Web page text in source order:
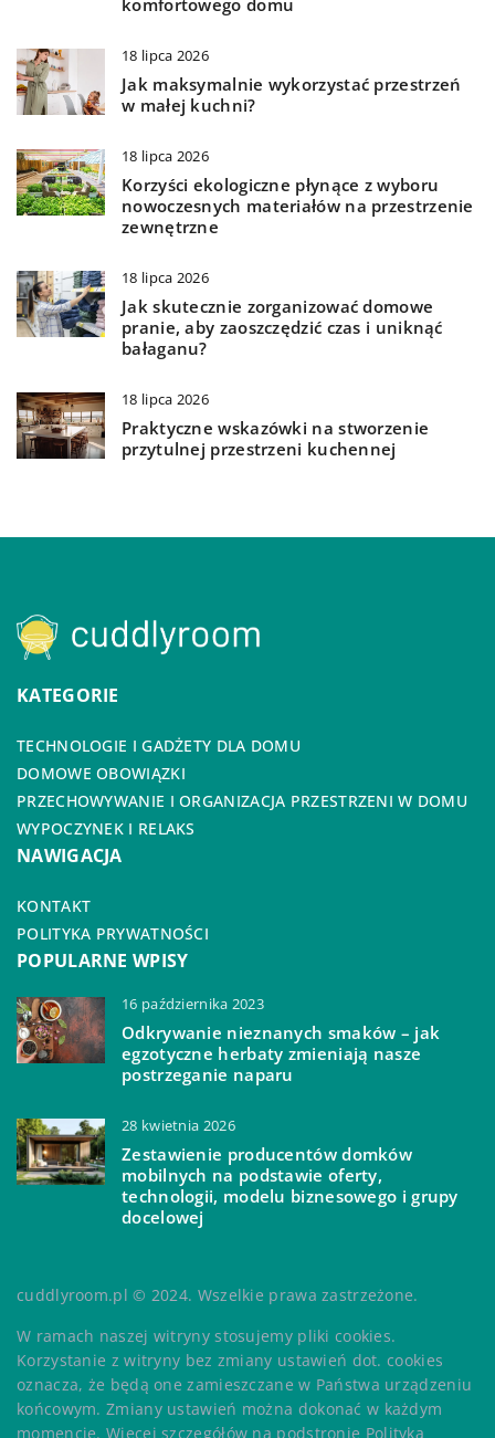
komfortowego domu
18 lipca 2026
Jak maksymalnie wykorzystać przestrzeń
w małej kuchni?
18 lipca 2026
Korzyści ekologiczne płynące z wyboru
nowoczesnych materiałów na przestrzenie
zewnętrzne
18 lipca 2026
Jak skutecznie zorganizować domowe
pranie, aby zaoszczędzić czas i uniknąć
bałaganu?
18 lipca 2026
Praktyczne wskazówki na stworzenie
przytulnej przestrzeni kuchennej
KATEGORIE
TECHNOLOGIE I GADŻETY DLA DOMU
DOMOWE OBOWIĄZKI
PRZECHOWYWANIE I ORGANIZACJA PRZESTRZENI W DOMU
WYPOCZYNEK I RELAKS
NAWIGACJA
KONTAKT
POLITYKA PRYWATNOŚCI
POPULARNE WPISY
16 października 2023
Odkrywanie nieznanych smaków – jak
egzotyczne herbaty zmieniają nasze
postrzeganie naparu
28 kwietnia 2026
Zestawienie producentów domków
mobilnych na podstawie oferty,
technologii, modelu biznesowego i grupy
docelowej
cuddlyroom.pl © 2024. Wszelkie prawa zastrzeżone.
W ramach naszej witryny stosujemy pliki cookies.
Korzystanie z witryny bez zmiany ustawień dot. cookies
oznacza, że będą one zamieszczane w Państwa urządzeniu
końcowym. Zmiany ustawień można dokonać w każdym
momencie. Więcej szczegółów na podstronie Polityka